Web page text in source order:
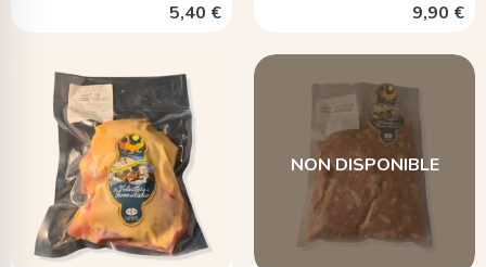
5,40 €
9,90 €
NON DISPONIBLE